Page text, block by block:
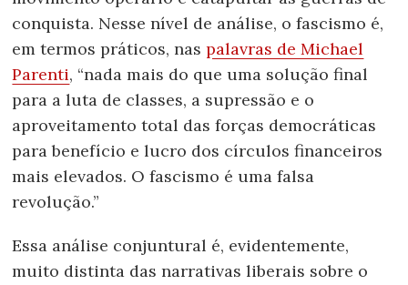
conquista. Nesse nível de análise, o fascismo é,
em termos práticos, naspalavras de Michael
Parenti, “nada mais do que uma solução final
para a luta de classes, a supressão e o
aproveitamento total das forças democráticas
para benefício e lucro dos círculos financeiros
mais elevados. O fascismo é uma falsa
revolução.”
Essa análise conjuntural é, evidentemente,
muito distinta das narrativas liberais sobre o